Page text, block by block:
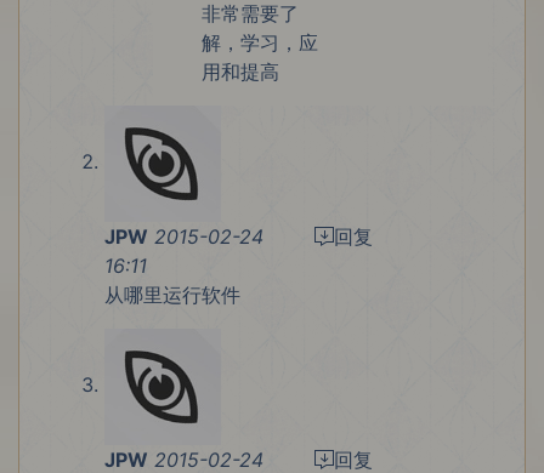
非常需要了
解，学习，应
用和提高
JPW 2015-02-24
16:11
从哪里运行软件
回复
JPW 2015-02-24
回复